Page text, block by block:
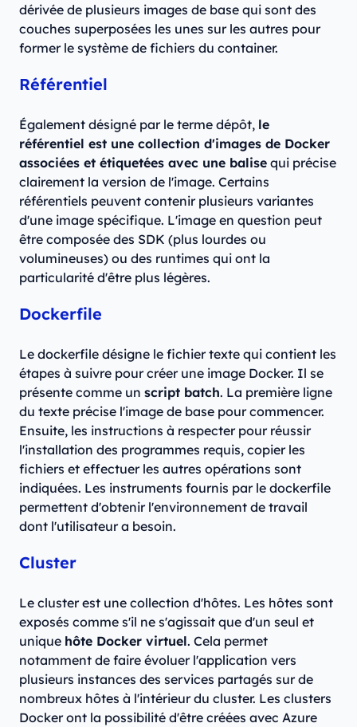
dérivée de plusieurs images de base qui sont des
couches superposées les unes sur les autres pour
former le système de fichiers du container.
Référentiel
Également désigné par le terme dépôt, le
référentiel est une collection d'images de Docker
associées et étiquetées avec une balise qui précise
clairement la version de l'image. Certains
référentiels peuvent contenir plusieurs variantes
d'une image spécifique. L'image en question peut
être composée des SDK (plus lourdes ou
volumineuses) ou des runtimes qui ont la
particularité d'être plus légères.
Dockerfile
Le dockerfile désigne le fichier texte qui contient les
étapes à suivre pour créer une image Docker. Il se
présente comme un script batch. La première ligne
du texte précise l'image de base pour commencer.
Ensuite, les instructions à respecter pour réussir
l'installation des programmes requis, copier les
fichiers et effectuer les autres opérations sont
indiquées. Les instruments fournis par le dockerfile
permettent d'obtenir l'environnement de travail
dont l'utilisateur a besoin.
Cluster
Le cluster est une collection d'hôtes. Les hôtes sont
exposés comme s'il ne s'agissait que d'un seul et
unique hôte Docker virtuel. Cela permet
notamment de faire évoluer l'application vers
plusieurs instances des services partagés sur de
nombreux hôtes à l'intérieur du cluster. Les clusters
Docker ont la possibilité d'être créées avec Azure